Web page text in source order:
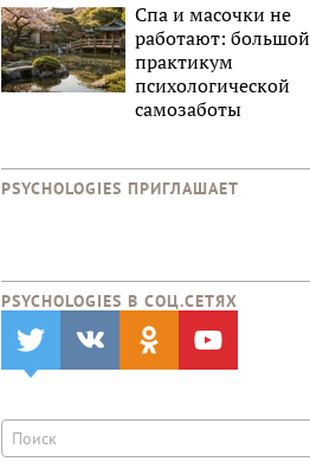
Спа и масочки не
работают: большой
практикум
психологической
самозаботы
PSYCHOLOGIES ПРИГЛАШАЕТ
PSYCHOLOGIES В CОЦ.СЕТЯХ